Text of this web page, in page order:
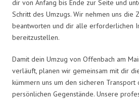
dir von Anfang bis Ende zur Seite und
Schritt des Umzugs. Wir nehmen uns die
beantworten und dir alle erforderlichen
bereitzustellen.
Damit dein Umzug von Offenbach am
verläuft, planen wir gemeinsam mit dir
kümmern uns um den sicheren
persönlichen Gegenstände. Unsere